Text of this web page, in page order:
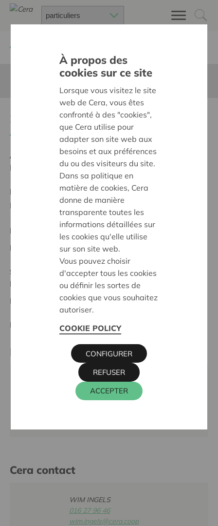
Solidariteitsfonds
Ambition:
Une société solidaire et respectueuse, sans
barrières
Programme:
Offrir à tous les mêmes chances de
participer à part entière, égale et active à la société
Projet régional
Date de début:04/06/2026
Statut:
Meetjesland
Date de décision:04/06/2026
Décision: Approuvé
Partenaire
TANDERUIS vzw, Visstraat 14, 9900 EEKLO
09 228 18 33
Cera contact
WIM INGELS
016 27 96 46
wim.ingels@cera.coop
À propos des
cookies sur ce site
Lorsque vous visitez le site
web de Cera, vous êtes
confronté à des "cookies",
que Cera utilise pour
adapter son site web aux
besoins et aux préférences
du ou des visiteurs du site.
Dans sa politique en
matière de cookies, Cera
donne de manière
transparente toutes les
informations détaillées sur
les cookies qu'elle utilise
sur son site web.
Vous pouvez choisir
d'accepter tous les cookies
ou définir les sortes de
cookies que vous souhaitez
autoriser.
COOKIE POLICY
ACCEPTER
REFUSER
CONFIGURER